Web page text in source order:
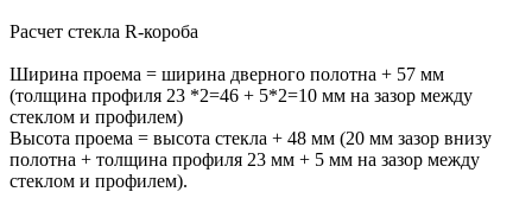
Расчет стекла R-короба
Ширина проема = ширина дверного полотна + 57 мм
(толщина профиля 23 *2=46 + 5*2=10 мм на зазор между
стеклом и профилем)
Высота проема = высота стекла + 48 мм (20 мм зазор внизу
полотна + толщина профиля 23 мм + 5 мм на зазор между
стеклом и профилем).